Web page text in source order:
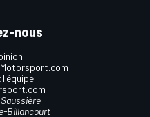
nous
Billancourt